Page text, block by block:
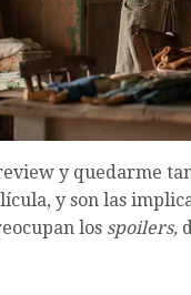
y quedarme
y son las
los spoilers,